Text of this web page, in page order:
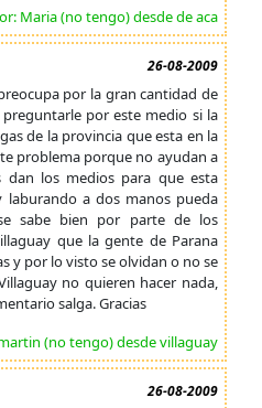
Maria (no tengo) desde de aca
26-08-2009
por la gran cantidad de
por este medio si la
de la provincia que esta en la
problema porque no ayudan a
dan los medios para que esta
laburando a dos manos pueda
sabe bien por parte de los
que la gente de Parana
y por lo visto se olvidan o no se
no quieren hacer nada,
salga. Gracias
(no tengo) desde villaguay
26-08-2009